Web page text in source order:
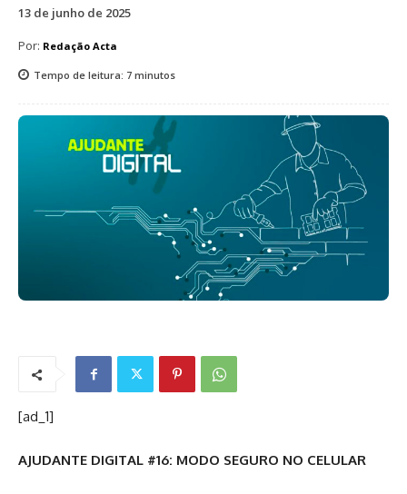
13 de junho de 2025
Por: Redação Acta
Tempo de leitura: 7 minutos
[ad_1]
AJUDANTE DIGITAL #16: MODO SEGURO NO CELULAR